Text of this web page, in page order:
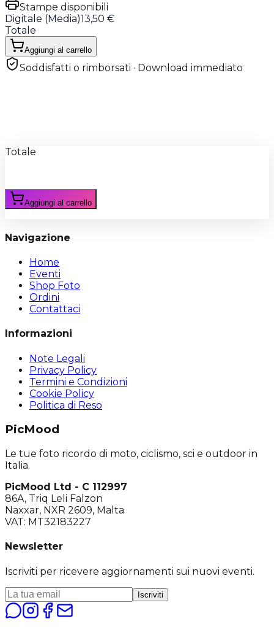
Stampe disponibili
Digitale (Media)13,50 €
Totale
Aggiungi al carrello
Soddisfatti o rimborsati · Download immediato
Totale
Aggiungi al carrello
Navigazione
Home
Eventi
Shop Foto
Ordini
Contattaci
Informazioni
Note Legali
Privacy Policy
Termini e Condizioni
Cookie Policy
Politica di Reso
PicMood
Le tue foto ricordo di moto, ciclismo, sci e outdoor in
Italia.
PicMood Ltd - C 112997
86A, Triq Leli Falzon
Naxxar, NXR 2609, Malta
VAT: MT32183227
Newsletter
Iscriviti per ricevere aggiornamenti sui nuovi eventi.
Iscriviti